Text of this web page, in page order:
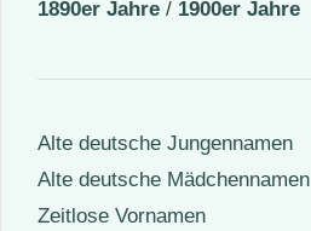
1890er Jahre / 1900er Jahre
Alte deutsche Jungennamen
Alte deutsche Mädchennamen
Zeitlose Vornamen